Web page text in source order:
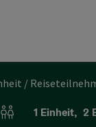
Einheit /
Einheitenanzahl
1 Einheit, 2